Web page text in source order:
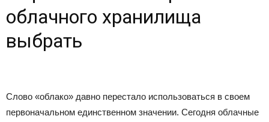
облачного хранилища
выбрать
Слово «облако» давно перестало использоваться в своем
первоначальном единственном значении. Сегодня облачные